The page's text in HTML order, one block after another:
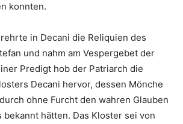
konnten.
in Decani die Reliquien des
und nahm am Vespergebet der
Predigt hob der Patriarch die
Decani hervor, dessen Mönche
ohne Furcht den wahren Glauben
bekannt hätten. Das Kloster sei von